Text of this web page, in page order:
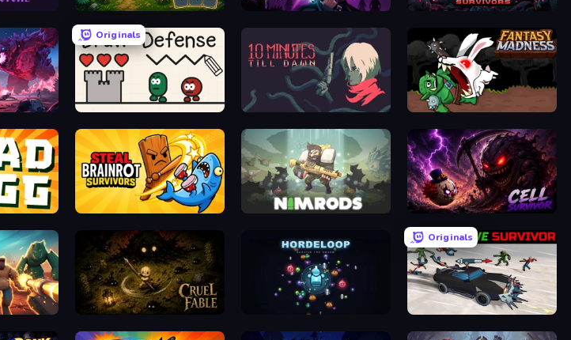
Tiny Ranger Shadow Survivors Nightfall Survivors
Originals
Draw Defense 10 Minutes Till Dawn Fantasy Madness
Steal Brainrot Survivors Cell Survivor
Cruel Fable
Originals
Zombie Drive Survivor